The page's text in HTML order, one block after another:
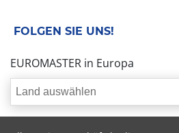
FOLGEN SIE UNS!
EUROMASTER in Europa
Land auswählen